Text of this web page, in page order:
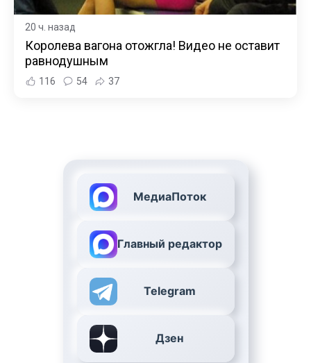
20 ч. назад
Королева вагона отожгла! Видео не оставит
равнодушным
116 54 37
МедиаПоток
Главный редактор
Telegram
Дзен